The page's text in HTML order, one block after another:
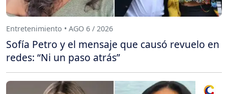
Entretenimiento • AGO 6 / 2026
Sofía Petro y el mensaje que causó revuelo en
redes: “Ni un paso atrás”